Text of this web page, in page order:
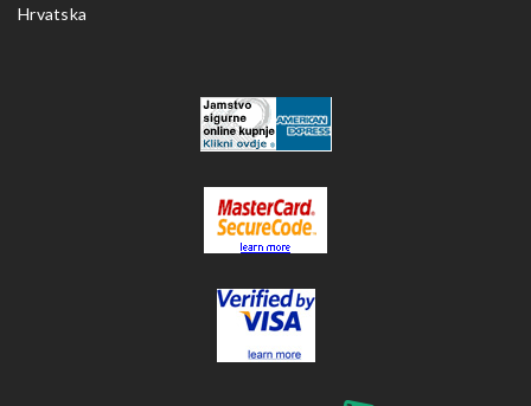
Hrvatska